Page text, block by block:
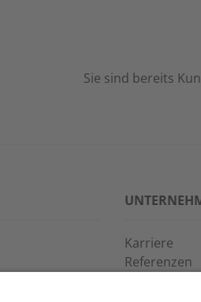
Sie sind bereits
Karriere
Referenzen